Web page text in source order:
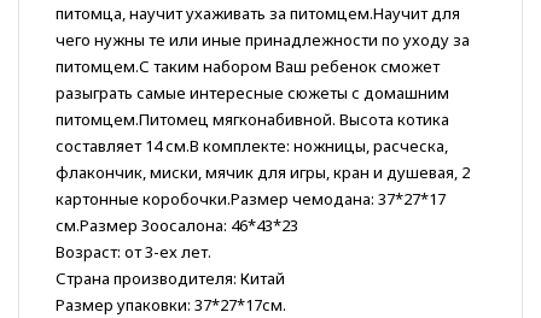
питомца, научит ухаживать за питомцем.Научит для
чего нужны те или иные принадлежности по уходу за
питомцем.С таким набором Ваш ребенок сможет
разыграть самые интересные сюжеты с домашним
питомцем.Питомец мягконабивной. Высота котика
составляет 14 см.В комплекте: ножницы, расческа,
флакончик, миски, мячик для игры, кран и душевая, 2
картонные коробочки.Размер чемодана: 37*27*17
см.Размер Зоосалона: 46*43*23
Возраст: от 3-ех лет.
Страна производителя: Китай
Размер упаковки: 37*27*17см.